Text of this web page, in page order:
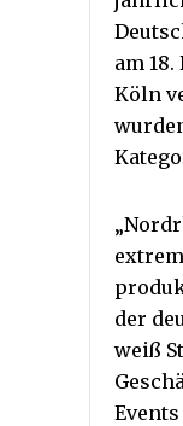
am
Köln
der
weiß